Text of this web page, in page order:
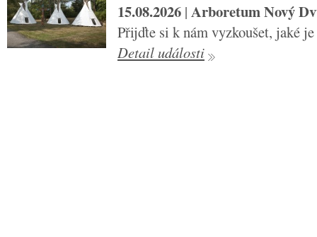
15.08.2026 | Arboretum Nový
Přijďte si k nám vyzkoušet, jaké
Detail události